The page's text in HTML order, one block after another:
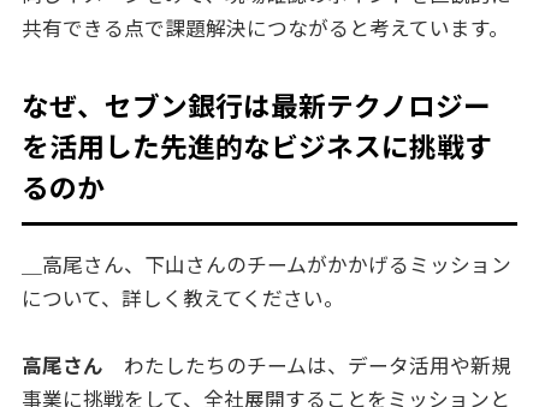
共有できる点で課題解決につながると考えています。
なぜ、セブン銀行は最新テクノロジー
を活用した先進的なビジネスに挑戦す
るのか
＿高尾さん、下山さんのチームがかかげるミッション
について、詳しく教えてください。
高尾さん わたしたちのチームは、データ活用や新規
事業に挑戦をして、全社展開することをミッションと